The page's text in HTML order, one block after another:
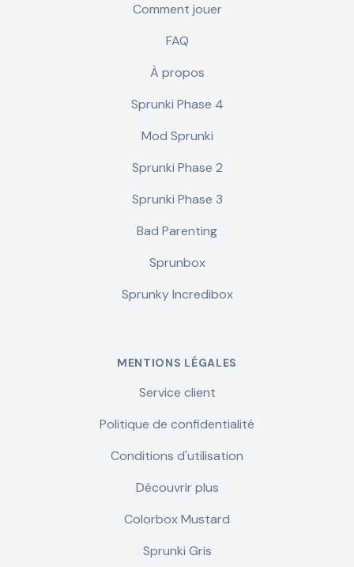
Comment jouer
FAQ
À propos
Sprunki Phase 4
Mod Sprunki
Sprunki Phase 2
Sprunki Phase 3
Bad Parenting
Sprunbox
Sprunky Incredibox
MENTIONS LÉGALES
Service client
Politique de confidentialité
Conditions d'utilisation
Découvrir plus
Colorbox Mustard
Sprunki Gris